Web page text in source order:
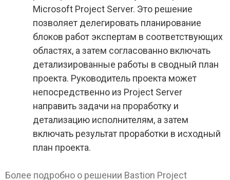
Microsoft Project Server. Это решение
позволяет делегировать планирование
блоков работ экспертам в соответствующих
областях, а затем согласованно включать
детализированные работы в сводный план
проекта. Руководитель проекта может
непосредственно из Project Server
направить задачи на проработку и
детализацию исполнителям, а затем
включать результат проработки в исходный
план проекта.
Более подробно о решении Bastion Project